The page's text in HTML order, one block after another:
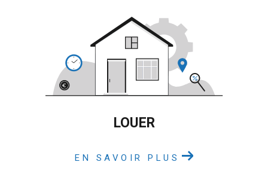
LOUER
EN SAVOIR PLUS